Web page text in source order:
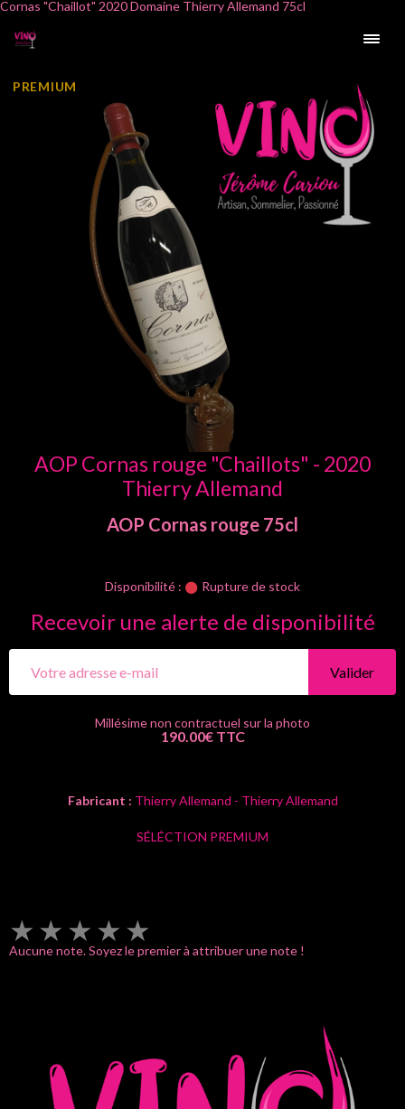
Cornas "Chaillot" 2020 Domaine Thierry Allemand 75cl
PREMIUM
AOP Cornas rouge "Chaillots" - 2020
Thierry Allemand
AOP Cornas rouge 75cl
Disponibilité : Rupture de stock
Recevoir une alerte de disponibilité
Valider
190.00€ TTC
Fabricant : Thierry Allemand - Thierry Allemand
SÉLÉCTION PREMIUM
★ ★ ★ ★ ★
Aucune note. Soyez le premier à attribuer une note !